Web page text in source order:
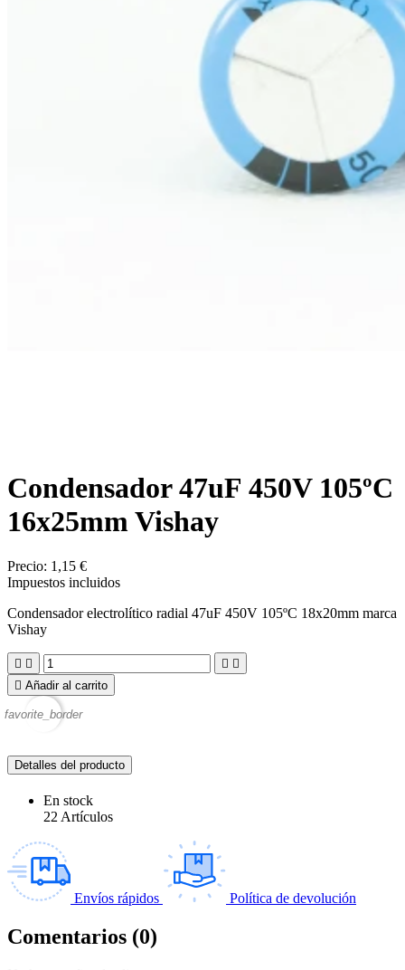
Condensador 47uF 450V 105ºC
16x25mm Vishay
Precio: 1,15 €
Impuestos incluidos
Condensador electrolítico radial 47uF 450V 105ºC 18x20mm marca
Vishay
   
 Añadir al carrito
favorite_border
Detalles del producto
En stock
22 Artículos
Envíos rápidos Política de devolución
Comentarios (0)